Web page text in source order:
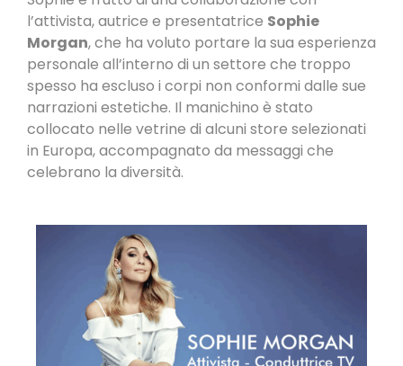
l’attivista, autrice e presentatrice Sophie
Morgan, che ha voluto portare la sua esperienza
personale all’interno di un settore che troppo
spesso ha escluso i corpi non conformi dalle sue
narrazioni estetiche. Il manichino è stato
collocato nelle vetrine di alcuni store selezionati
in Europa, accompagnato da messaggi che
celebrano la diversità.